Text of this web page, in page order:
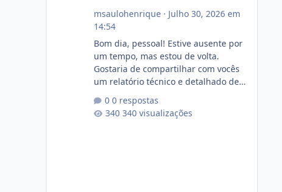
msaulohenrique· Julho 30, 2026 em
14:54
Bom dia, pessoal! Estive ausente por
um tempo, mas estou de volta.
Gostaria de compartilhar com vocês
um relatório técnico e detalhado de
conformidade referente
ao VOXPANEL (versão atualmente em
0 respostas
340 visualizações